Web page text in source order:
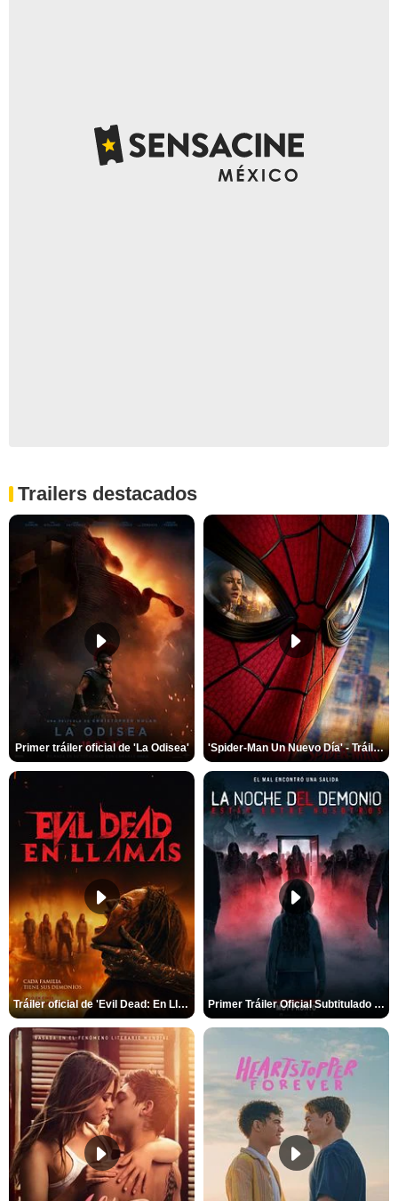
Trailers destacados
Primer tráiler oficial de 'La Odisea' 'Spider-Man Un Nuevo Día' - Tráiler oficial subtitulado
Tráiler oficial de 'Evil Dead: En Llamas' Primer Tráiler Oficial Subtitulado de 'La Noche Del Demonio: Están Entre Nosotros'